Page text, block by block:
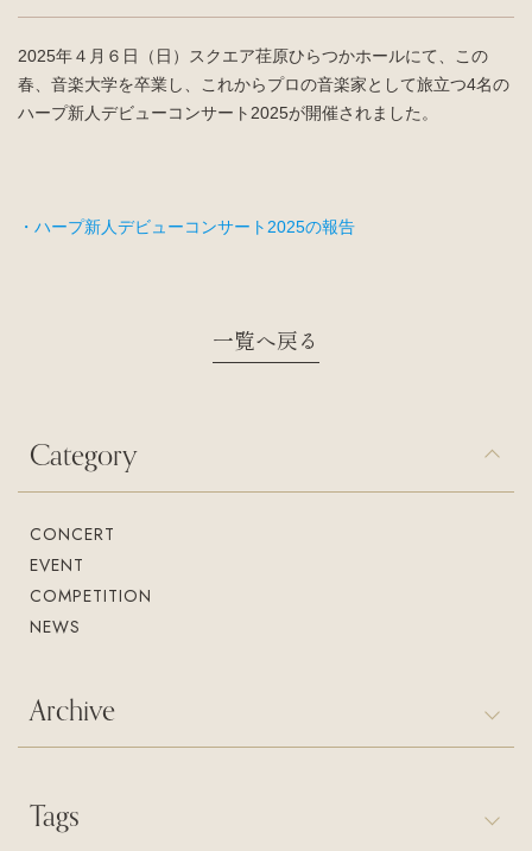
Join us
Contact us
お知らせ
News
2025年４月６日（日）スクエア荏原ひらつかホールにて、この
春、音楽大学を卒業し、これからプロの音楽家として旅立つ4名の
ハープ新人デビューコンサート2025が開催されました。
・ハープ新人デビューコンサート2025の報告
一覧へ戻る
Category
CONCERT
EVENT
COMPETITION
NEWS
Archive
Tags